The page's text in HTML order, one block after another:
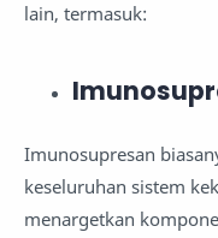
lain, termasuk:
Imunosupresan
keseluruhan sistem
menargetkan